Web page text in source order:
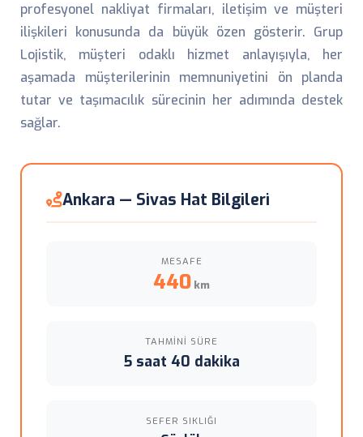
profesyonel nakliyat firmaları, iletişim ve müşteri
ilişkileri konusunda da büyük özen gösterir. Grup
Lojistik, müşteri odaklı hizmet anlayışıyla, her
aşamada müşterilerinin memnuniyetini ön planda
tutar ve taşımacılık sürecinin her adımında destek
sağlar.
Ankara — Sivas Hat Bilgileri
MESAFE
440 km
TAHMINI SÜRE
5 saat 40 dakika
SEFER SIKLIĞI